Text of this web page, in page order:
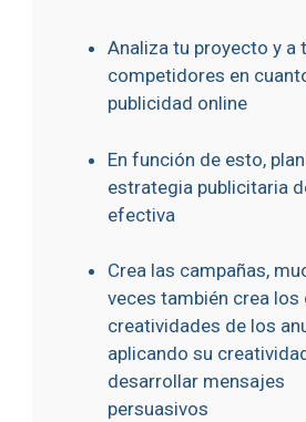
Analiza tu proyecto y a
competidores en
publicidad online
En función de esto,
estrategia publicitaria
efectiva
Crea las campañas,
veces también crea los
creatividades de los
aplicando su
desarrollar mensajes
persuasivos